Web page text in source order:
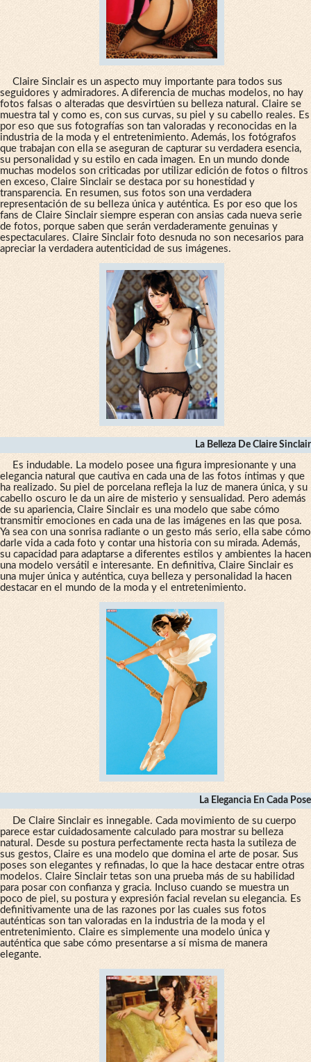
Claire Sinclair es un aspecto muy importante para todos sus
seguidores y admiradores. A diferencia de muchas modelos, no hay
fotos falsas o alteradas que desvirtúen su belleza natural. Claire se
muestra tal y como es, con sus curvas, su piel y su cabello reales. Es
por eso que sus fotografías son tan valoradas y reconocidas en la
industria de la moda y el entretenimiento. Además, los fotógrafos
que trabajan con ella se aseguran de capturar su verdadera esencia,
su personalidad y su estilo en cada imagen. En un mundo donde
muchas modelos son criticadas por utilizar edición de fotos o filtros
en exceso, Claire Sinclair se destaca por su honestidad y
transparencia. En resumen, sus fotos son una verdadera
representación de su belleza única y auténtica. Es por eso que los
fans de Claire Sinclair siempre esperan con ansias cada nueva serie
de fotos, porque saben que serán verdaderamente genuinas y
espectaculares. Claire Sinclair foto desnuda no son necesarios para
apreciar la verdadera autenticidad de sus imágenes.
La Belleza De Claire Sinclair
Es indudable. La modelo posee una figura impresionante y una
elegancia natural que cautiva en cada una de las fotos íntimas y que
ha realizado. Su piel de porcelana refleja la luz de manera única, y su
cabello oscuro le da un aire de misterio y sensualidad. Pero además
de su apariencia, Claire Sinclair es una modelo que sabe cómo
transmitir emociones en cada una de las imágenes en las que posa.
Ya sea con una sonrisa radiante o un gesto más serio, ella sabe cómo
darle vida a cada foto y contar una historia con su mirada. Además,
su capacidad para adaptarse a diferentes estilos y ambientes la hacen
una modelo versátil e interesante. En definitiva, Claire Sinclair es
una mujer única y auténtica, cuya belleza y personalidad la hacen
destacar en el mundo de la moda y el entretenimiento.
La Elegancia En Cada Pose
De Claire Sinclair es innegable. Cada movimiento de su cuerpo
parece estar cuidadosamente calculado para mostrar su belleza
natural. Desde su postura perfectamente recta hasta la sutileza de
sus gestos, Claire es una modelo que domina el arte de posar. Sus
poses son elegantes y refinadas, lo que la hace destacar entre otras
modelos. Claire Sinclair tetas son una prueba más de su habilidad
para posar con confianza y gracia. Incluso cuando se muestra un
poco de piel, su postura y expresión facial revelan su elegancia. Es
definitivamente una de las razones por las cuales sus fotos
auténticas son tan valoradas en la industria de la moda y el
entretenimiento. Claire es simplemente una modelo única y
auténtica que sabe cómo presentarse a sí misma de manera
elegante.